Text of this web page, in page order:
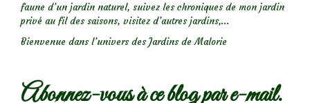
faune d’un jardin naturel, suivez les chroniques de mon jardin
privé au fil des saisons, visitez d’autres jardins,...
Bienvenue dans l’univers des Jardins de Malorie
Abonnez-vous à ce blog par e-mail.